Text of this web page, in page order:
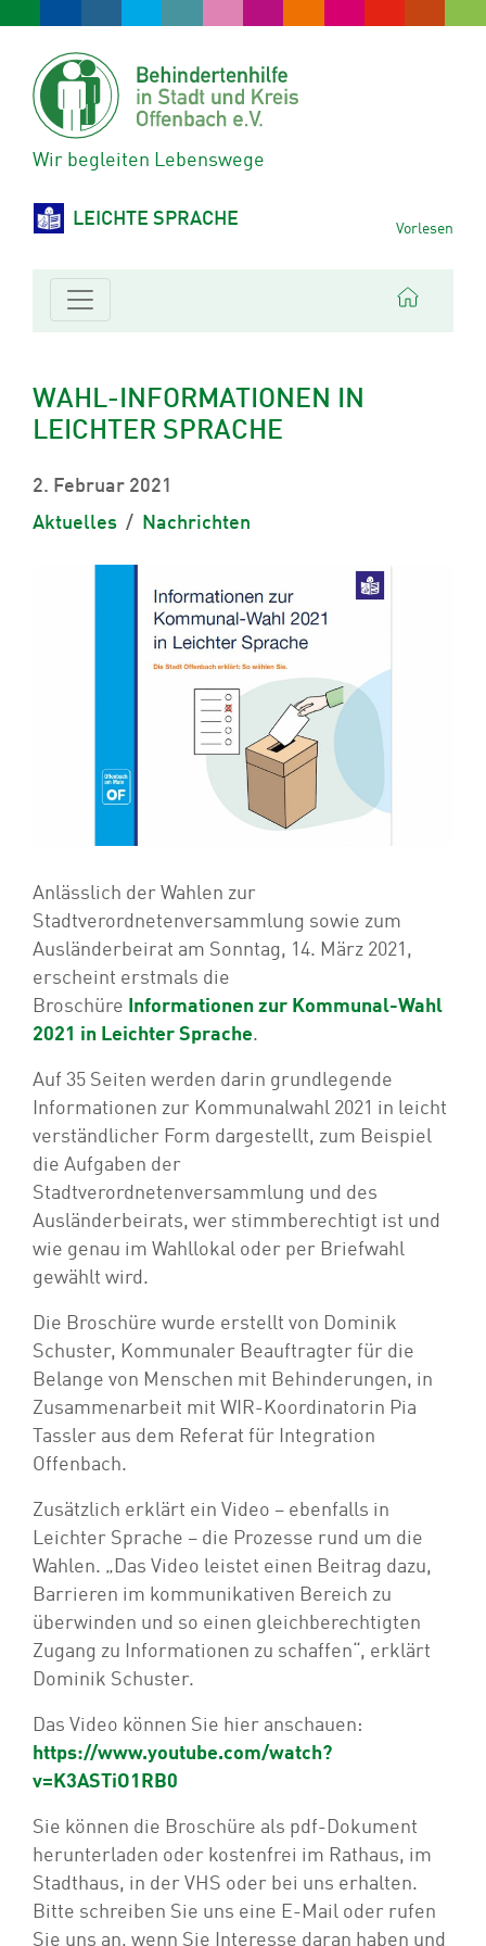
Wir begleiten Lebenswege
LEICHTE SPRACHE Vorlesen
WAHL-INFORMATIONEN IN
LEICHTER SPRACHE
2. Februar 2021
Aktuelles
Nachrichten
Anlässlich der Wahlen zur
Stadtverordnetenversammlung sowie zum
Ausländerbeirat am Sonntag, 14. März 2021,
erscheint erstmals die
Broschüre
Informationen zur Kommunal-Wahl
2021 in Leichter Sprache.
Auf 35 Seiten werden darin grundlegende
Informationen zur Kommunalwahl 2021 in leicht
verständlicher Form dargestellt, zum Beispiel
die Aufgaben der
Stadtverordnetenversammlung und des
Ausländerbeirats, wer stimmberechtigt ist und
wie genau im Wahllokal oder per Briefwahl
gewählt wird.
Die Broschüre wurde erstellt von Dominik
Schuster, Kommunaler Beauftragter für die
Belange von Menschen mit Behinderungen, in
Zusammenarbeit mit WIR-Koordinatorin Pia
Tassler aus dem Referat für Integration
Offenbach.
Zusätzlich erklärt ein Video – ebenfalls in
Leichter Sprache – die Prozesse rund um die
Wahlen. „Das Video leistet einen Beitrag dazu,
Barrieren im kommunikativen Bereich zu
überwinden und so einen gleichberechtigten
Zugang zu Informationen zu schaffen“, erklärt
Dominik Schuster.
Das Video können Sie hier anschauen:
https://www.youtube.com/watch?
v=K3ASTiO1RB0
Sie können die Broschüre als pdf-Dokument
herunterladen oder kostenfrei im Rathaus, im
Stadthaus, in der VHS oder bei uns erhalten.
Bitte schreiben Sie uns eine E-Mail oder rufen
Sie uns an, wenn Sie Interesse daran haben und